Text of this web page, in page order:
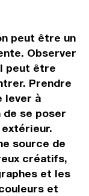
peut être un
Observer
peut être
Prendre
lever à
se poser
source de
créatifs,
et les
et